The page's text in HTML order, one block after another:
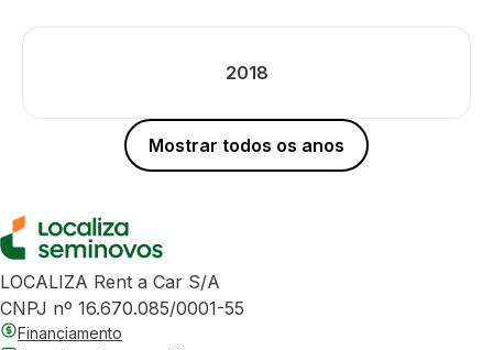
2018
Mostrar todos os anos
LOCALIZA Rent a Car S/A
CNPJ nº 16.670.085/0001-55
Financiamento